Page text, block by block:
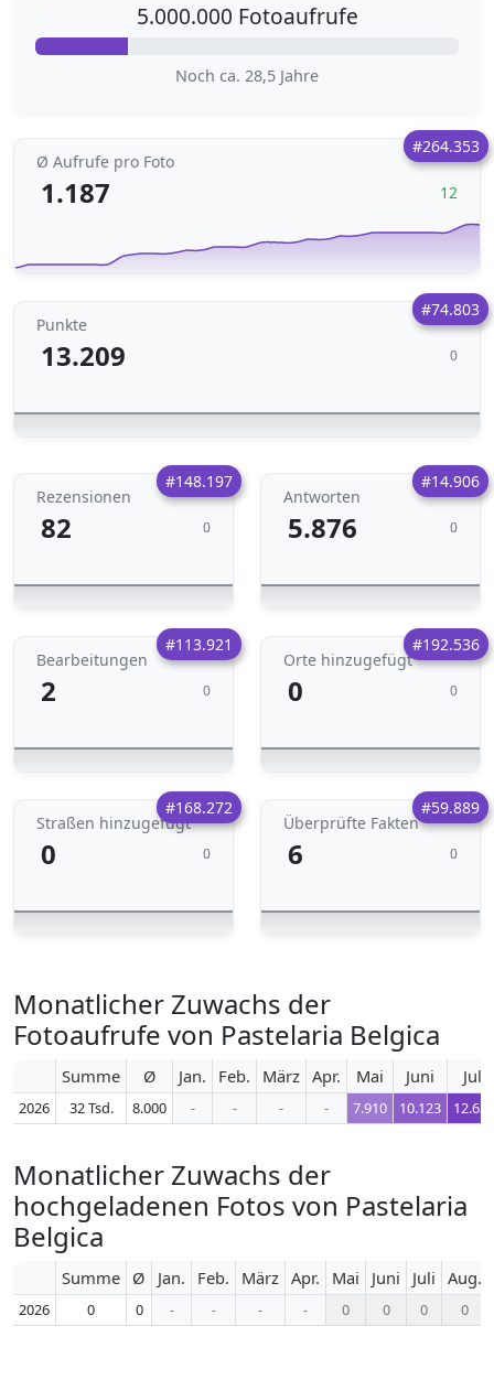
5.000.000 Fotoaufrufe
Noch ca. 28,5 Jahre
#264.353
Ø Aufrufe pro Foto
1.187 12
#74.803
Punkte
13.209 0
#148.197
Rezensionen
82 0
#14.906
Antworten
5.876 0
#113.921
Bearbeitungen
2 0
#192.536
Orte hinzugefügt
0 0
#168.272
Straßen hinzugefügt
0 0
#59.889
Überprüfte Fakten
6 0
Monatlicher Zuwachs der
Fotoaufrufe von Pastelaria Belgica
Summe Ø Jan. Feb. März Apr. Mai Juni Juli
2026 32 Tsd. 8.000 - - - - 7.910 10.123 12.632
Monatlicher Zuwachs der
hochgeladenen Fotos von Pastelaria
Belgica
Summe Ø Jan. Feb. März Apr. Mai Juni Juli Aug.
2026 0 0 - - - - 0 0 0 0